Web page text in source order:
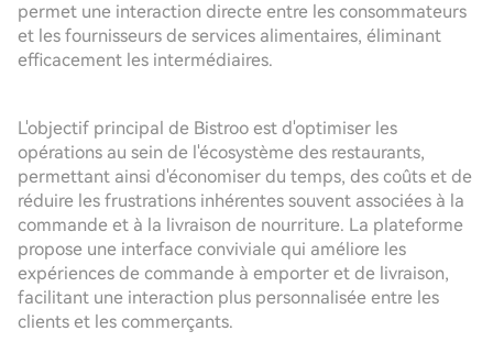
permet une interaction directe entre les consommateurs
et les fournisseurs de services alimentaires, éliminant
efficacement les intermédiaires.
L'objectif principal de Bistroo est d'optimiser les
opérations au sein de l'écosystème des restaurants,
permettant ainsi d'économiser du temps, des coûts et de
réduire les frustrations inhérentes souvent associées à la
commande et à la livraison de nourriture. La plateforme
propose une interface conviviale qui améliore les
expériences de commande à emporter et de livraison,
facilitant une interaction plus personnalisée entre les
clients et les commerçants.